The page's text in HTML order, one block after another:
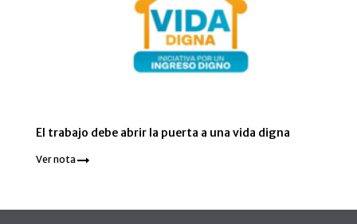
El trabajo debe abrir la puerta a una vida digna
Ver nota